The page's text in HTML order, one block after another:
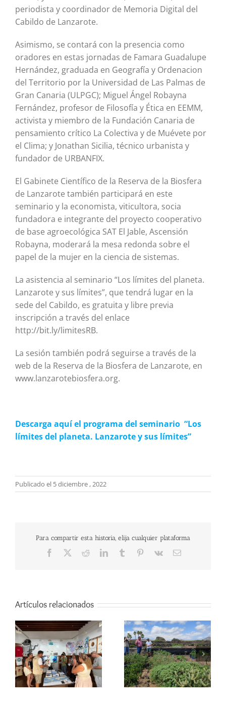
periodista y coordinador de Memoria Digital del
Cabildo de Lanzarote.
Asimismo, se contará con la presencia como
oradores en estas jornadas de Famara Guadalupe
Hernández, graduada en Geografía y Ordenacion
del Territorio por la Universidad de Las Palmas de
Gran Canaria (ULPGC); Miguel Ángel Robayna
Fernández, profesor de Filosofía y Ética en EEMM,
activista y miembro de la Fundación Canaria de
pensamiento crítico La Colectiva y de Muévete por
el Clima; y Jonathan Sicilia, técnico urbanista y
fundador de URBANFIX.
El Gabinete Científico de la Reserva de la Biosfera
de Lanzarote también participará en este
seminario y la economista, viticultora, socia
fundadora e integrante del proyecto cooperativo
de base agroecológica SAT El Jable, Ascensión
Robayna, moderará la mesa redonda sobre el
papel de la mujer en la ciencia de sistemas.
La asistencia al seminario “Los límites del planeta.
Lanzarote y sus límites”, que tendrá lugar en la
sede del Cabildo, es gratuita y libre previa
inscripción a través del enlace
http://bit.ly/limitesRB.
La sesión también podrá seguirse a través de la
web de la Reserva de la Biosfera de Lanzarote, en
www.lanzarotebiosfera.org.
Descarga aquí el programa del seminario “Los
límites del planeta. Lanzarote y sus límites”
Publicado el 5 diciembre , 2022
Para compartir esta historia, elija cualquier plataforma
Facebook RedditLinkedInTumblr Pinterest
Vk
Correo
Artículos relacionados